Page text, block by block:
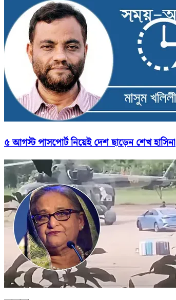
৫ আগস্ট পাসপোর্ট নিয়েই দেশ ছাড়েন শেখ হাসিনা